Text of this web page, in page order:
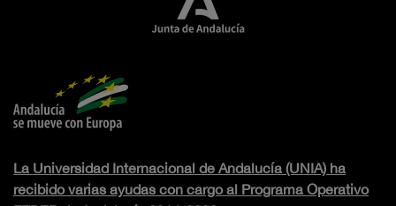
La Universidad Internacional de Andalucía (UNIA) ha
recibido varias ayudas con cargo al Programa Operativo